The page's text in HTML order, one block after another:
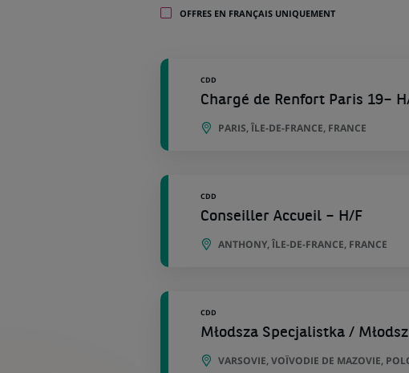
5
OFFRES EN FRANÇAIS UNIQUEMENT
CDD
Chargé de Renfort Paris 19–
PARIS, ÎLE-DE-FRANCE, FRANCE
CDD
Conseiller Accueil – H/F
ANTHONY, ÎLE-DE-FRANCE, FRANCE
CDD
Młodsza Specjalistka /
VARSOVIE, VOÏVODIE DE MAZOVIE,